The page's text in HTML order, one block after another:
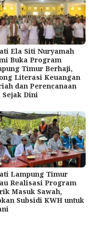
Ela Siti Nuryamah
Buka Program
Timur Berhaji,
Literasi Keuangan
dan Perencanaan
Sejak Dini
Lampung Timur
Realisasi Program
Masuk Sawah,
Subsidi KWH untuk